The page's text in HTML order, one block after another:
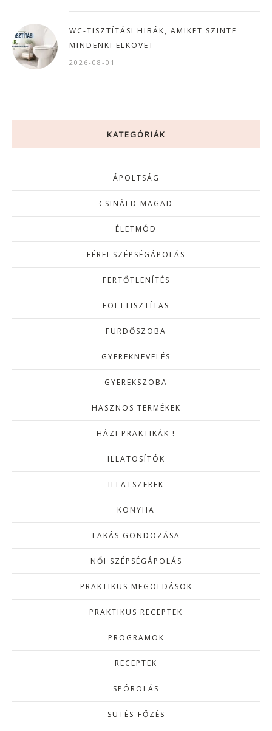
WC-TISZTÍTÁSI HIBÁK, AMIKET SZINTE
MINDENKI ELKÖVET
2026-08-01
KATEGÓRIÁK
ÁPOLTSÁG
CSINÁLD MAGAD
ÉLETMÓD
FÉRFI SZÉPSÉGÁPOLÁS
FERTŐTLENÍTÉS
FOLTTISZTÍTAS
FÜRDŐSZOBA
GYEREKNEVELÉS
GYEREKSZOBA
HASZNOS TERMÉKEK
HÁZI PRAKTIKÁK !
ILLATOSÍTÓK
ILLATSZEREK
KONYHA
LAKÁS GONDOZÁSA
NŐI SZÉPSÉGÁPOLÁS
PRAKTIKUS MEGOLDÁSOK
PRAKTIKUS RECEPTEK
PROGRAMOK
RECEPTEK
SPÓROLÁS
SÜTÉS-FŐZÉS